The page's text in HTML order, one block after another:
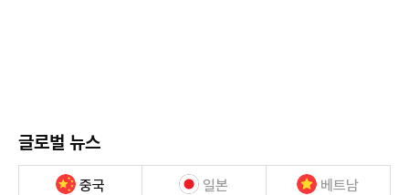
글로벌 뉴스
중국 일본 베트남